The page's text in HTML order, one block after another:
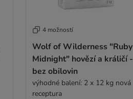
4 možností
Wolf of Wilderness "Ruby
Midnight" hovězí a králičí -
bez obilovin
výhodné balení: 2 x 12 kg nová
receptura